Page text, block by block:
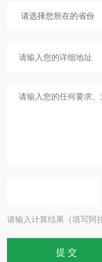
请输入计算结果（填写阿